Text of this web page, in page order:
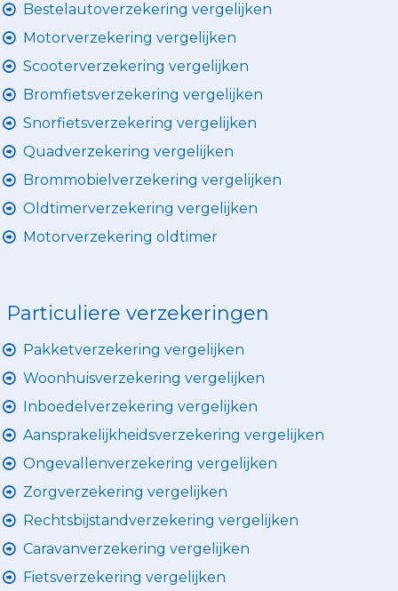
Bestelautoverzekering vergelijken
Motorverzekering vergelijken
Scooterverzekering vergelijken
Bromfietsverzekering vergelijken
Snorfietsverzekering vergelijken
Quadverzekering vergelijken
Brommobielverzekering vergelijken
Oldtimerverzekering vergelijken
Motorverzekering oldtimer
Particuliere verzekeringen
Pakketverzekering vergelijken
Woonhuisverzekering vergelijken
Inboedelverzekering vergelijken
Aansprakelijkheidsverzekering vergelijken
Ongevallenverzekering vergelijken
Zorgverzekering vergelijken
Rechtsbijstandverzekering vergelijken
Caravanverzekering vergelijken
Fietsverzekering vergelijken